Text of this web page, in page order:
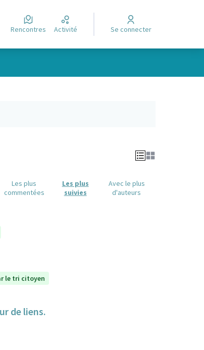
Rencontres Activité Se connecter
Les plus
commentées
Les plus
suivies
Avec le plus
d'auteurs
le tri citoyen
de liens.